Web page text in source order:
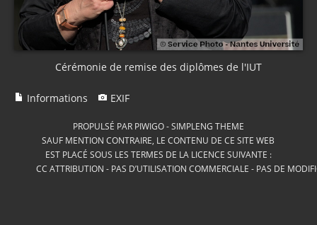
Cérémonie de remise des diplômes de l'IUT
Informations EXIF
PROPULSÉ PAR PIWIGO-SIMPLENG THEME
SAUF MENTION CONTRAIRE, LE CONTENU DE CE SITE WEB
EST PLACÉ SOUS LES TERMES DE LA LICENCE SUIVANTE :
CC ATTRIBUTION - PAS D’UTILISATION COMMERCIALE - PAS DE